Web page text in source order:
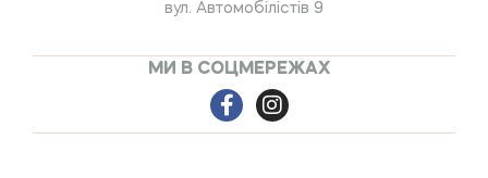
вул. Автомобілістів 9
МИ В СОЦМЕРЕЖАХ